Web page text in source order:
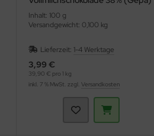
Inhalt: 100 g
Versandgewicht: 0,100 kg
Lieferzeit:1-4 Werktage
3,99 €
39,90 € pro 1 kg
inkl. 7 % MwSt. zzgl.Versandkosten